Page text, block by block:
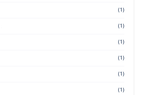
(1)
(1)
(1)
(1)
(1)
(1)